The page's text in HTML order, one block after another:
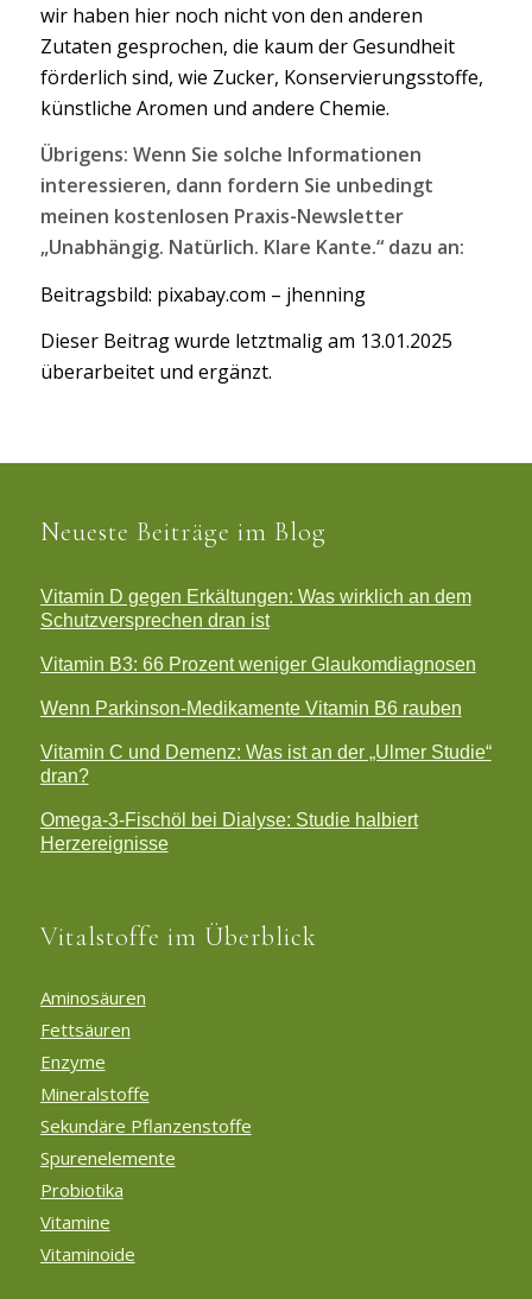
wir haben hier noch nicht von den anderen
Zutaten gesprochen, die kaum der Gesundheit
förderlich sind, wie Zucker, Konservierungsstoffe,
künstliche Aromen und andere Chemie.
Übrigens: Wenn Sie solche Informationen
interessieren, dann fordern Sie unbedingt
meinen kostenlosen Praxis-Newsletter
„Unabhängig. Natürlich. Klare Kante.“ dazu an:
Beitragsbild: pixabay.com – jhenning
Dieser Beitrag wurde letztmalig am 13.01.2025
überarbeitet und ergänzt.
Neueste Beiträge im Blog
Vitamin D gegen Erkältungen: Was wirklich an dem
Schutzversprechen dran ist
Vitamin B3: 66 Prozent weniger Glaukomdiagnosen
Wenn Parkinson-Medikamente Vitamin B6 rauben
Vitamin C und Demenz: Was ist an der „Ulmer Studie“
dran?
Omega-3-Fischöl bei Dialyse: Studie halbiert
Herzereignisse
Vitalstoffe im Überblick
Aminosäuren
Fettsäuren
Enzyme
Mineralstoffe
Sekundäre Pflanzenstoffe
Spurenelemente
Probiotika
Vitamine
Vitaminoide